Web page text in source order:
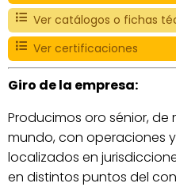
Ver catálogos o fichas
Ver certificaciones
Giro de la empresa:
Producimos oro sénior,
mundo, con operaciones
localizados en
en distintos puntos del